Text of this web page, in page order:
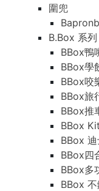
圍兜
B.Box 系列
BBox鴨
BBox學
BBox咬
BBox旅
BBox推
BBox
BBox
BBox四
BBox多
BBox